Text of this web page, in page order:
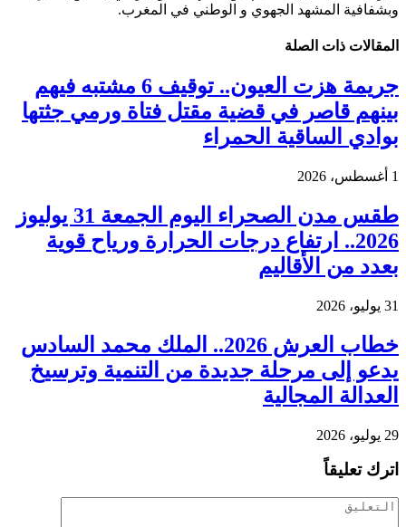
وبشفافية المشهد الجهوي و الوطني في المغرب.
المقالات ذات الصلة
جريمة هزت العيون.. توقيف 6 مشتبه فيهم
بينهم قاصر في قضية مقتل فتاة ورمي جثتها
بوادي الساقية الحمراء
1 أغسطس، 2026
طقس مدن الصحراء اليوم الجمعة 31 يوليوز
2026.. ارتفاع درجات الحرارة ورياح قوية
بعدد من الأقاليم
31 يوليو، 2026
خطاب العرش 2026.. الملك محمد السادس
يدعو إلى مرحلة جديدة من التنمية وترسيخ
العدالة المجالية
29 يوليو، 2026
اترك تعليقاً